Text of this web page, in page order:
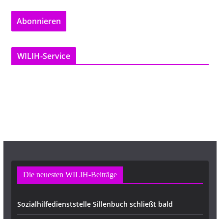
a
l
-
Abonnieren
WILIH-Service
Die neuesten WILIH-Beiträge
Sozialhilfedienststelle Sillenbuch schließt bald